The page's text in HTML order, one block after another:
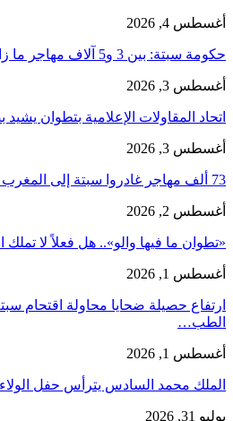
أغسطس 4, 2026
حكومة سبتة: بين 3 و5 آلاف مهاجر ما زالوا داخل المدينة و862…
أغسطس 3, 2026
اتحاد المقاولات الإعلامية بتطوان
أغسطس 3, 2026
73 ألف مهاجر غادروا سبتة إلى المغرب وعدد القتلى يرتفع لـ71
أغسطس 2, 2026
«تطوان ما فيها والو».. هل فعلاً لا تملك
أغسطس 1, 2026
الطب…
أغسطس 1, 2026
الملك محمد السادس يترأس حفل
يوليو 31, 2026